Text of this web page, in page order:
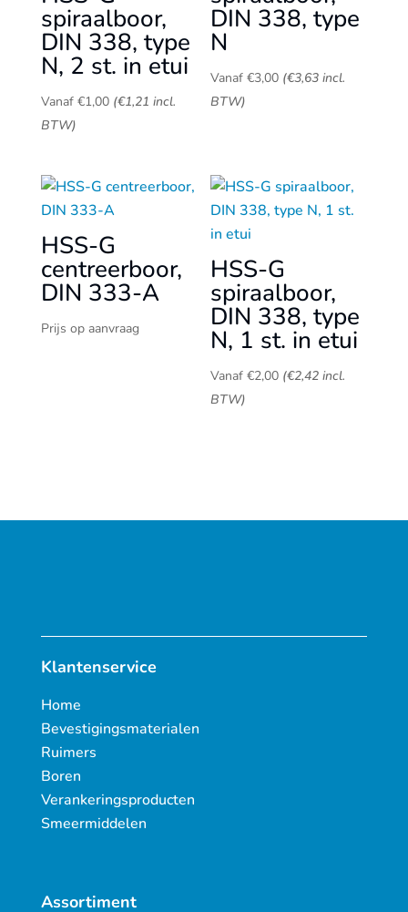
spiraalboor,
DIN 338, type
N, 2 st. in etui
Vanaf €1,00 (€1,21 incl.
BTW)
DIN 338, type
N
Vanaf €3,00 (€3,63 incl.
BTW)
HSS-G
centreerboor,
DIN 333-A
Prijs op aanvraag
HSS-G
spiraalboor,
DIN 338, type
N, 1 st. in etui
Vanaf €2,00 (€2,42 incl.
BTW)
Klantenservice
Home
Bevestigingsmaterialen
Ruimers
Boren
Verankeringsproducten
Smeermiddelen
Assortiment